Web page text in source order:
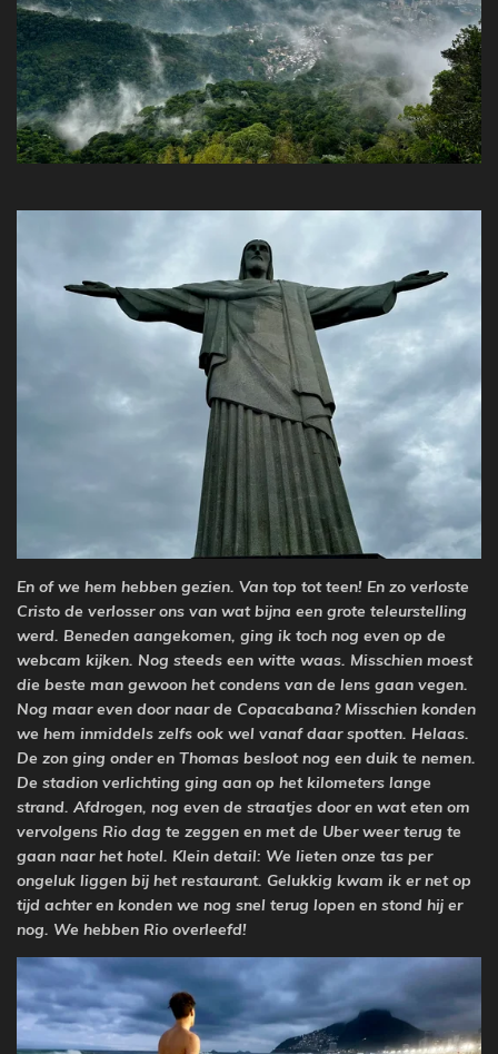
En of we hem hebben gezien. Van top tot teen! En zo verloste
Cristo de verlosser ons van wat bijna een grote teleurstelling
werd. Beneden aangekomen, ging ik toch nog even op de
webcam kijken. Nog steeds een witte waas. Misschien moest
die beste man gewoon het condens van de lens gaan vegen.
Nog maar even door naar de Copacabana? Misschien konden
we hem inmiddels zelfs ook wel vanaf daar spotten. Helaas.
De zon ging onder en Thomas besloot nog een duik te nemen.
De stadion verlichting ging aan op het kilometers lange
strand. Afdrogen, nog even de straatjes door en wat eten om
vervolgens Rio dag te zeggen en met de Uber weer terug te
gaan naar het hotel. Klein detail: We lieten onze tas per
ongeluk liggen bij het restaurant. Gelukkig kwam ik er net op
tijd achter en konden we nog snel terug lopen en stond hij er
nog. We hebben Rio overleefd!